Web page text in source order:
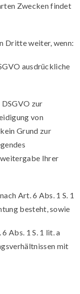
Zwecken findet
Dritte weiter, wenn:
ausdrückliche
zur
von
Grund zur
Ihrer
Art. 6 Abs. 1 S. 1
besteht, sowie
Abs. 1 S. 1 lit. a
mit